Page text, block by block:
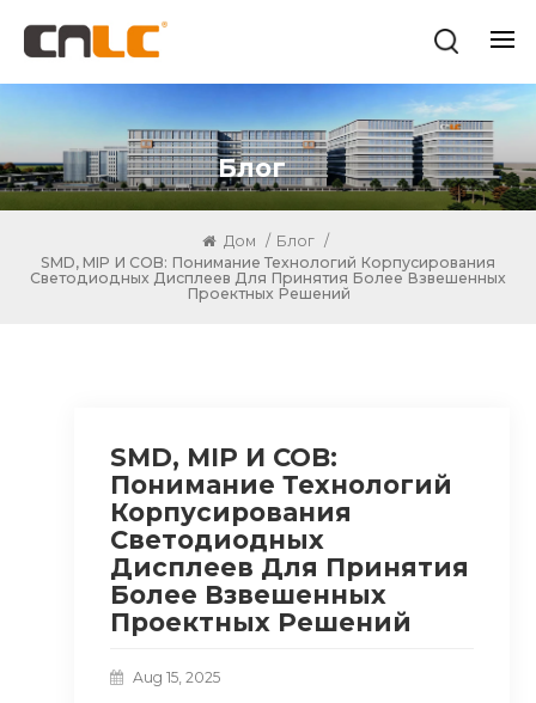
Блог
Дом / Блог /
SMD, MIP И COB: Понимание Технологий Корпусирования
Светодиодных Дисплеев Для Принятия Более Взвешенных
Проектных Решений
SMD, MIP И COB:
Понимание Технологий
Корпусирования
Светодиодных
Дисплеев Для Принятия
Более Взвешенных
Проектных Решений
Aug 15, 2025